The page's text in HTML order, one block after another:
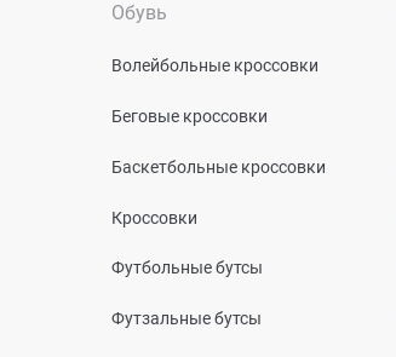
Обувь
Волейбольные кроссовки
Беговые кроссовки
Баскетбольные кроссовки
Кроссовки
Футбольные бутсы
Футзальные бутсы